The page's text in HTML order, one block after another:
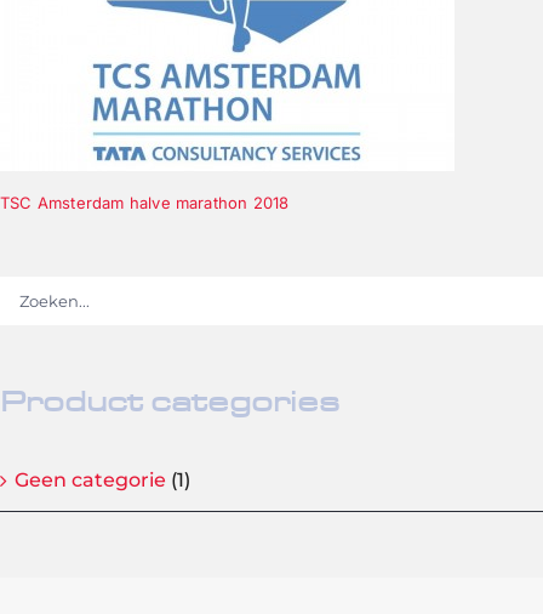
TSC Amsterdam halve marathon 2018
Product categories
Geen categorie (1)